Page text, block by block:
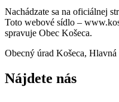
Nachádzate sa na oficiálnej
Toto webové sídlo –
spravuje Obec Košeca.
Obecný úrad Košeca,
Nájdete nás